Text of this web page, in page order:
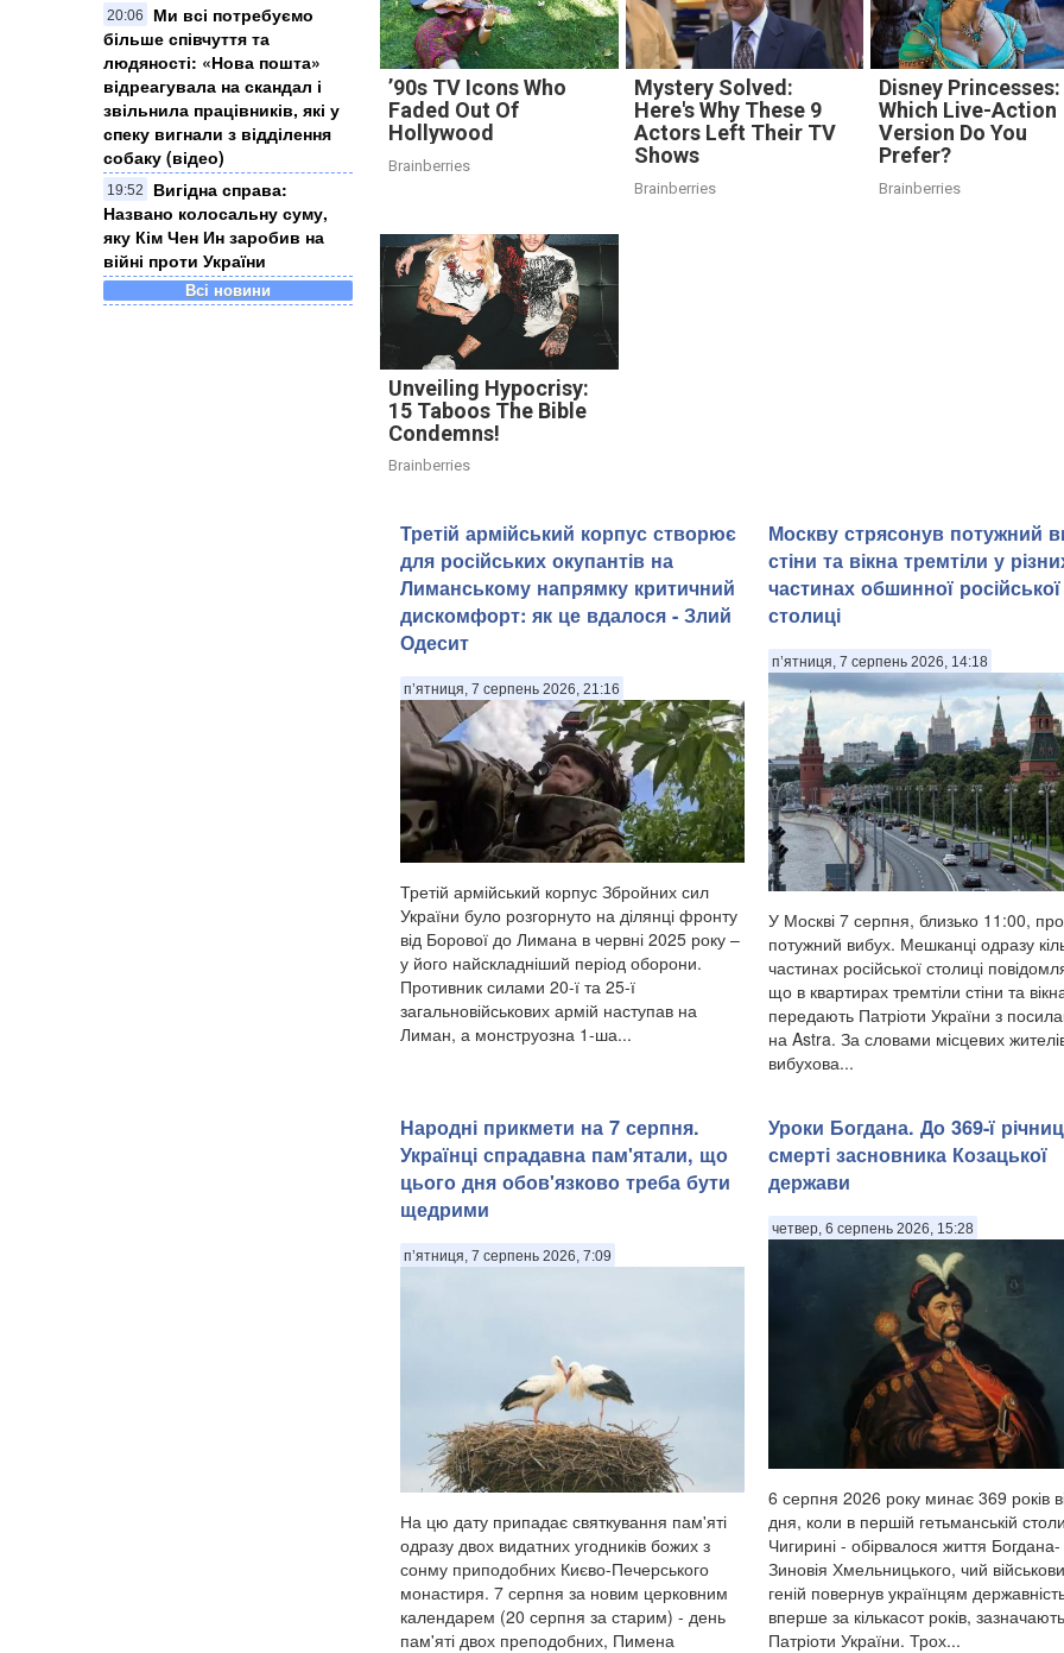
20:06
Ми всі потребуємо
більше співчуття та
людяності: «Нова пошта»
відреагувала на скандал і
звільнила працівників, які у
спеку вигнали з відділення
собаку (відео)
19:52
Вигідна справа:
Названо колосальну суму,
яку Кім Чен Ин заробив на
війні проти України
Всі новини
’90s TV Icons Who
Faded Out Of
Hollywood
Brainberries
Mystery Solved:
Here's Why These 9
Actors Left Their TV
Shows
Brainberries
Disney Princesses:
Which Live-Action
Version Do You
Prefer?
Brainberries
Unveiling Hypocrisy:
15 Taboos The Bible
Condemns!
Brainberries
Третій армійський корпус створює
для російських окупантів на
Лиманському напрямку критичний
дискомфорт: як це вдалося - Злий
Одесит
п’ятниця, 7 серпень 2026, 21:16
Третій армійський корпус Збройних сил
України було розгорнуто на ділянці фронту
від Борової до Лимана в червні 2025 року –
у його найскладніший період оборони.
Противник силами 20-ї та 25-ї
загальновійськових армій наступав на
Лиман, а монструозна 1-ша...
Москву стрясонув потужний
стіни та вікна тремтіли у
частинах обшинної російської
столиці
п’ятниця, 7 серпень 2026, 14:18
У Москві 7 серпня, близько 11:00,
потужний вибух. Мешканці одразу
частинах російської столиці
що в квартирах тремтіли стіни та
передають Патріоти України з
на Astra. За словами місцевих
вибухова...
Народні прикмети на 7 серпня.
Українці спрадавна пам'ятали, що
цього дня обов'язково треба бути
щедрими
п’ятниця, 7 серпень 2026, 7:09
На цю дату припадає святкування пам'яті
одразу двох видатних угодників божих з
сонму приподобних Києво-Печерського
монастиря. 7 серпня за новим церковним
календарем (20 серпня за старим) - день
пам'яті двох преподобних, Пимена
Уроки Богдана. До 369-ї
смерті засновника Козацької
держави
четвер, 6 серпень 2026, 15:28
6 серпня 2026 року минає 369 років
дня, коли в першій гетьманській
Чигирині - обірвалося життя Богдана-
Зиновія Хмельницького, чий
геній повернув українцям
вперше за кількасот років, зазначають
Патріоти України. Трох...